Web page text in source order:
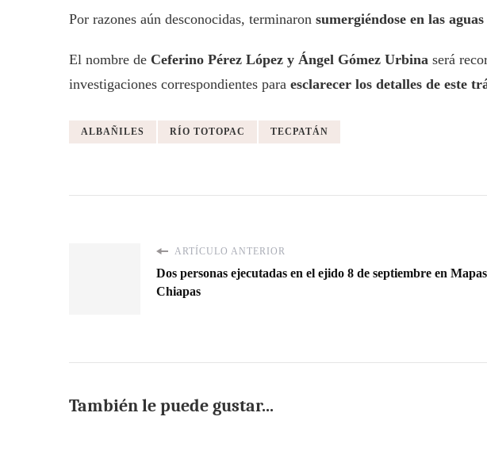
Por razones aún desconocidas, terminaron sumergiéndose en las
El nombre de Ceferino Pérez López y Ángel Gómez Urbina será
investigaciones correspondientes para esclarecer los detalles de este
ALBAÑILES RÍO TOTOPAC TECPATÁN
ARTÍCULO ANTERIOR
Dos personas ejecutadas en el ejido 8 de septiembre en
Chiapas
También le puede gustar...